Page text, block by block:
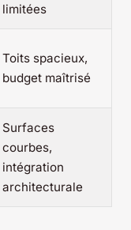
limitées
Toits spacieux,
budget maîtrisé
Surfaces
courbes,
intégration
architecturale